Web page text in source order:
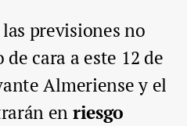
previsiones no
cara a este 12 de
Almeriense y el
enriesgo